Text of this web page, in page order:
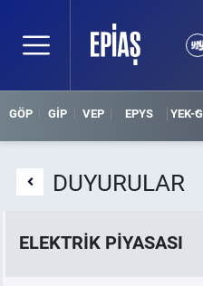
GÖP GİP VEP EPYS YEK-G
DUYURULAR
ELEKTRİK PİYASASI